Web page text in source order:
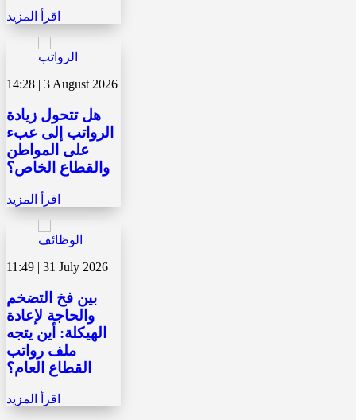
اقرأ المزيد
14:28 | 3 August 2026
هل تتحول زيادة
الرواتب إلى عبء
على المواطن
والقطاع الخاص؟
اقرأ المزيد
11:49 | 31 July 2026
بين فخ التضخم
والحاجة لإعادة
الهيكلة: أين يتجه
ملف رواتب
القطاع العام؟
اقرأ المزيد